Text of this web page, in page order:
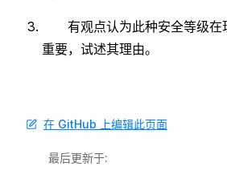
有观点认为此种安全等级
重要，试述其理由。
在 GitHub 上编辑此页面
最后更新于: